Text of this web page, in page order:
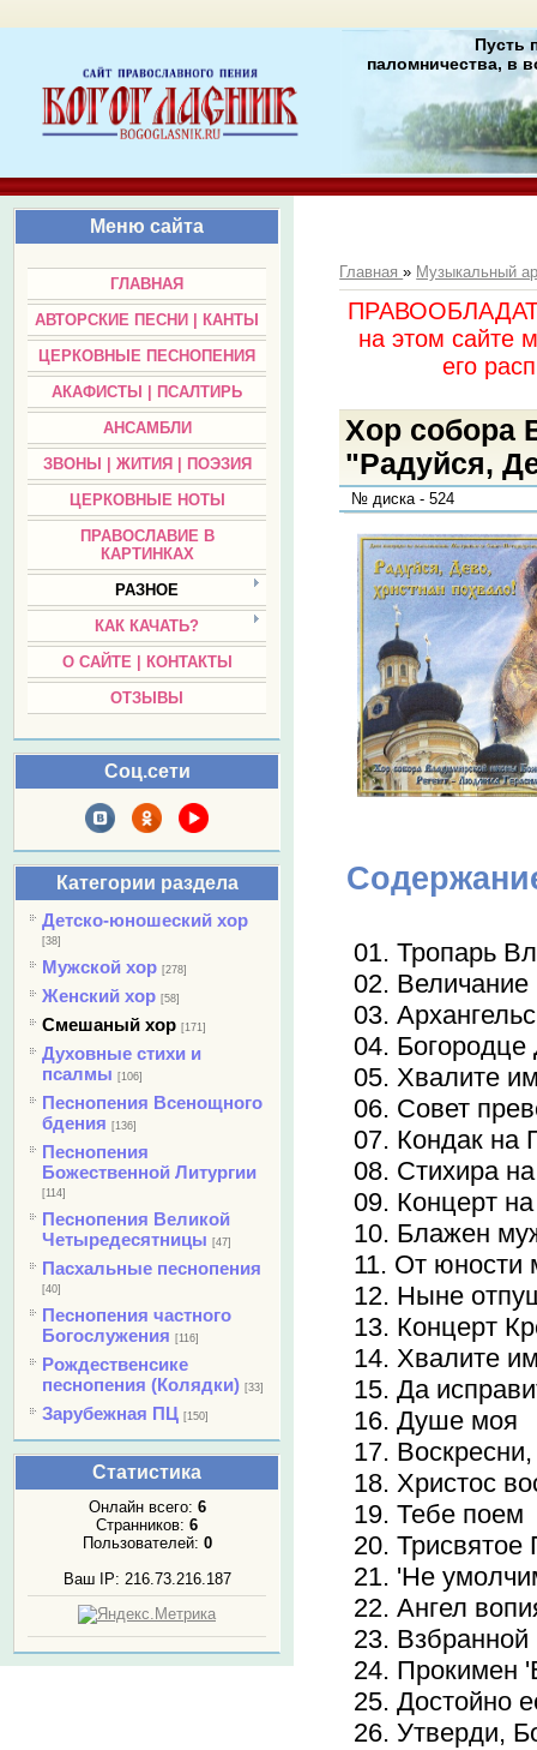
Пусть
паломничества, в
Меню сайта
ГЛАВНАЯ
АВТОРСКИЕ ПЕСНИ | КАНТЫ
ЦЕРКОВНЫЕ ПЕСНОПЕНИЯ
АКАФИСТЫ | ПСАЛТИРЬ
АНСАМБЛИ
ЗВОНЫ | ЖИТИЯ | ПОЭЗИЯ
ЦЕРКОВНЫЕ НОТЫ
ПРАВОСЛАВИЕ В
КАРТИНКАХ
РАЗНОЕ
КАК КАЧАТЬ?
О САЙТЕ | КОНТАКТЫ
ОТЗЫВЫ
Соц.сети
Категории раздела
Детско-юношеский хор
[38]
Мужской хор [278]
Женский хор [58]
Смешаный хор [171]
Духовные стихи и
псалмы [106]
Песнопения Всенощного
бдения [136]
Песнопения
Божественной Литургии
[114]
Песнопения Великой
Четыредесятницы [47]
Пасхальные песнопения
[40]
Песнопения частного
Богослужения [116]
Рождественсике
песнопения (Колядки) [33]
Зарубежная ПЦ [150]
Статистика
Онлайн всего: 6
Странников: 6
Пользователей: 0
Ваш IP: 216.73.216.187
Главная» Музыкальный
на этом сайте
его
Хор собора
"Радуйся,
№ диска - 524
01. Тропарь
02.
03.
04. Богородце
05. Хвалите
06. Совет
07. Кондак на
08. Стихира
09. Концерт
10. Блажен
11. От юности
12. Ныне
13. Концерт
14. Хвалите
15. Да
16. Душе моя
17.
18. Христос
19. Тебе поем
20. Трисвятое
21. 'Не
22. Ангел
23.
24. Прокимен
25. Достойно
26. Утверди,